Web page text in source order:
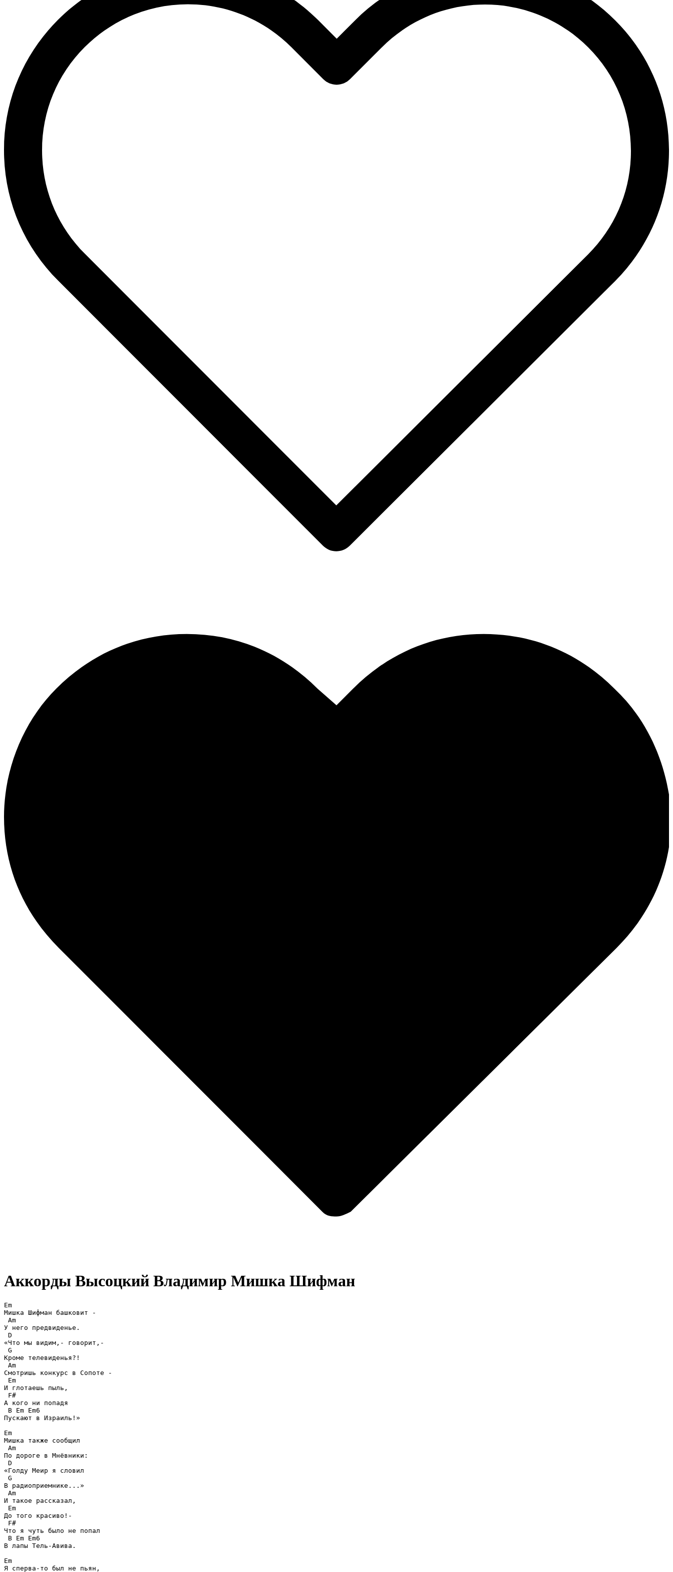
Аккорды Высоцкий Владимир Мишка Шифман
Em
Мишка Шифман башковит -
Am
У него предвиденье.
D
«Что мы видим,- говорит,-
G
Кроме телевиденья?!
Am
Смотришь конкурс в Сопоте -
Em
И глотаешь пыль,
F#
А кого ни попадя
B Em Em6
Пускают в Израиль!»
Em
Мишка также сообщил
Am
По дороге в Мнёвники:
D
«Голду Меир я словил
G
В радиоприемнике...»
Am
И такое рассказал,
Em
До того красиво!-
F#
Что я чуть было не попал
B Em Em6
В лапы Тель-Авива.
Em
Я сперва-то был не пьян,